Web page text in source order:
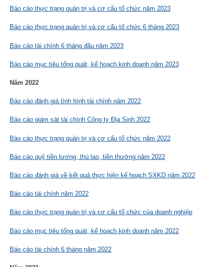
Báo cáo thực trạng quản trị và cơ cấu tổ chức năm 2023
Báo cáo thực trạng quản trị và cơ cấu tổ chức 6 tháng 2023
Báo cáo tài chính 6 tháng đầu năm 2023
Báo cáo mục tiêu tổng quát, kế hoạch kinh doanh năm 2023
Năm 2022
Báo cáo đánh giá tình hình tài chính năm 2022
Báo cáo giám sát tài chính Công ty Địa Sinh 2022
Báo cáo thực trạng quản trị và cơ cấu tổ chức năm 2022
Báo cáo quỹ tiền lương, thù lao, tiền thưởng năm 2022
Báo cáo đánh giá về kết quả thực hiện kế hoạch SXKD năm 2022
Báo cáo tài chính năm 2022
Báo cáo thực trạng quản trị và cơ cấu tổ chức của doanh nghiệp
Báo cáo mục tiêu tổng quát, kế hoạch kinh doanh năm 2022
Báo cáo tài chính 6 tháng năm 2022